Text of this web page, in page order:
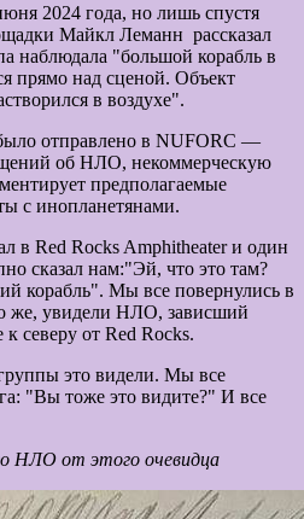
2024 года, но лишь спустя
Майкл Леманн рассказал
наблюдала "большой корабль в
прямо над сценой. Объект
в воздухе".
отправлено в NUFORC —
об НЛО, некоммерческую
предполагаемые
с инопланетянами.
в Red Rocks Amphitheater и один
сказал нам:"Эй, что это там?
корабль". Мы все повернулись в
же, увидели НЛО, зависший
северу от Red Rocks.
это видели. Мы все
"Вы тоже это видите?" И все
НЛО от этого очевидца